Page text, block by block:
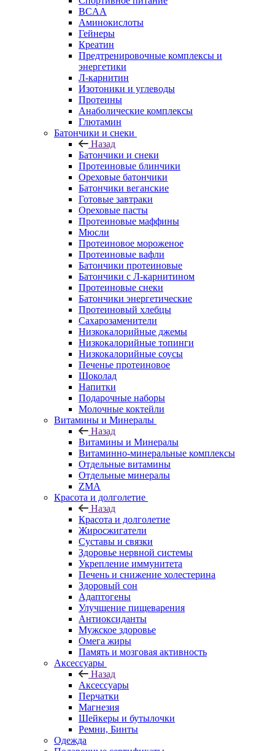
BCAA
Аминокислоты
Гейнеры
Креатин
Предтренировочные комплексы и
энергетики
Л-карнитин
Изотоники и углеводы
Протеины
Анаболические комплексы
Глютамин
Батончики и снеки
Назад
Батончики и снеки
Протеиновые блинчики
Ореховые батончики
Батончики веганские
Готовые завтраки
Ореховые пасты
Протеиновые маффины
Мюсли
Протеиновое мороженое
Протеиновые вафли
Батончики протеиновые
Батончики с Л-карнитином
Протеиновые снеки
Батончики энергетические
Протеиновый хлебцы
Сахарозаменители
Низкокалорийные джемы
Низкокалорийные топинги
Низкокалорийные соусы
Печенье протеиновое
Шоколад
Напитки
Подарочные наборы
Молочные коктейли
Витамины и Минералы
Назад
Витамины и Минералы
Витаминно-минеральные комплексы
Отдельные витамины
Отдельные минералы
ZMA
Красота и долголетие
Назад
Красота и долголетие
Жиросжигатели
Суставы и связки
Здоровье нервной системы
Укрепление иммунитета
Печень и снижение холестерина
Здоровый сон
Адаптогены
Улучшение пищеварения
Антиоксиданты
Мужское здоровье
Омега жиры
Память и мозговая активность
Аксессуары
Назад
Аксессуары
Перчатки
Магнезия
Шейкеры и бутылочки
Ремни, Бинты
Одежда